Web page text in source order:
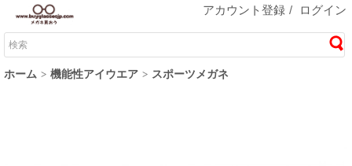
アカウント登録 / ログイン
ホーム 機能性アイウエア スポーツメガネ